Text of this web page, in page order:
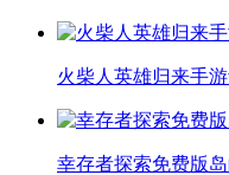
火柴人英雄归来手
幸存者探索免费版